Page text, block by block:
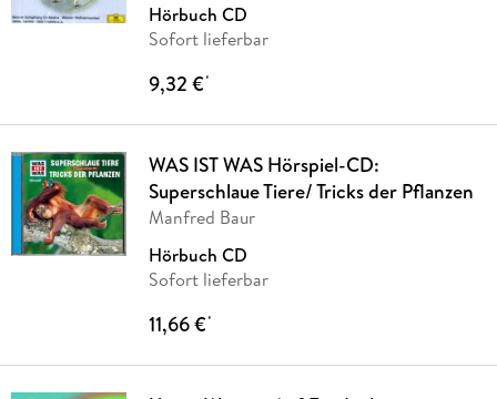
Hörbuch CD
Sofort lieferbar
9,32 €*
WAS IST WAS Hörspiel-CD:
Superschlaue Tiere/ Tricks der Pflanzen
Manfred Baur
Hörbuch CD
Sofort lieferbar
11,66 €*